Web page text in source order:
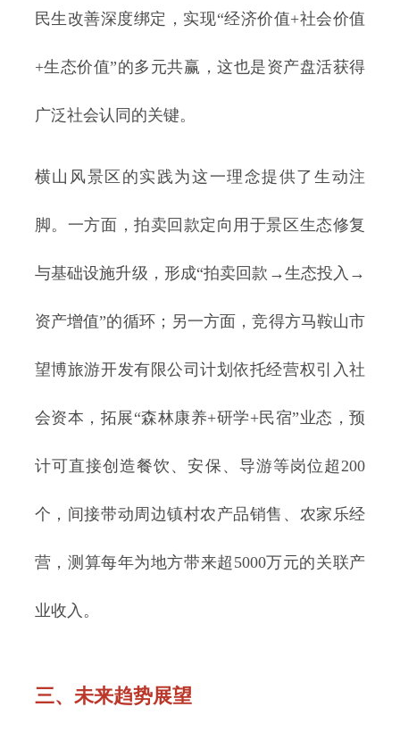
民生改善深度绑定，实现“经济价值+社会价值
+生态价值”的多元共赢，这也是资产盘活获得
广泛社会认同的关键。
横山风景区的实践为这一理念提供了生动注
脚。一方面，拍卖回款定向用于景区生态修复
与基础设施升级，形成“拍卖回款→生态投入→
资产增值”的循环；另一方面，竞得方马鞍山市
望博旅游开发有限公司计划依托经营权引入社
会资本，拓展“森林康养+研学+民宿”业态，预
计可直接创造餐饮、安保、导游等岗位超200
个，间接带动周边镇村农产品销售、农家乐经
营，测算每年为地方带来超5000万元的关联产
业收入。
三、未来趋势展望